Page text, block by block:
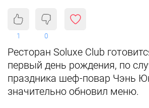
1 0
Ресторан Soluxe Club
первый день рождения, по
праздника шеф-повар Чэнь
значительно обновил меню.